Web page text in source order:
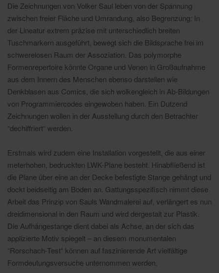
Die Zeichnungen von Volker Saul leben von der Spannung
zwischen freier Fläche und Umrandung, also Begrenzung: In
der Lineatur extrem präzise mit unterschiedlich breiten
Tuschmarkern ausgeführt, bewegt sich die Bildsprache frei im
schwerelosen Raum der Assoziation. Das polymorphe
Formenrepertoire könnte Organe und Venen in Großaufnahme
aus dem Innern des Menschen ebenso darstellen wie
Denkblasen aus Comics, die sich wolkengleich in Ab-Bildungen
von Programmiercodes eingewoben haben. Ein Dutzend
Zeichnungen wollen in der Ausstellung durch den Betrachter
“dechiffriert“ werden.
Erstmals wird zudem eine Installation vorgestellt, die aus einer
meterhohen, bedruckten LWK-Plane besteht. Hinabfließend ist
die Plane über eine an der Decke befestigte Stange gehängt und
dockt beidseitig am Boden an. Gattungsspezifisch nimmt diese
Arbeit das Prinzip von Sauls Wandmalerei auf, verlängert es nun
dreidimensional in den Raum und wird dergestalt zur Plastik.
Die Aufhängestange dient dabei als Achse, an der sich das
applizierte Motiv spiegelt – an diesem monumentalen
“Rorschach-Test“ können auf faszinierende Art vielfältige
Formdeutungsversuche unternommen werden.